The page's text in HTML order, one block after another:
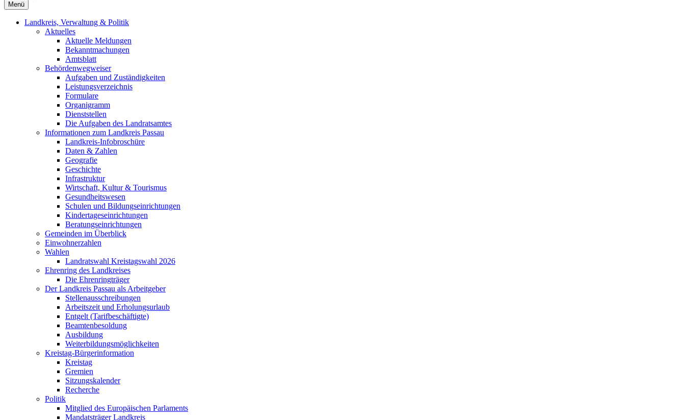
Menü
Landkreis, Verwaltung & Politik
Aktuelles
Aktuelle Meldungen
Bekanntmachungen
Amtsblatt
Behördenwegweiser
Aufgaben und Zuständigkeiten
Leistungsverzeichnis
Formulare
Organigramm
Dienststellen
Die Aufgaben des Landratsamtes
Informationen zum Landkreis Passau
Landkreis-Infobroschüre
Daten & Zahlen
Geografie
Geschichte
Infrastruktur
Wirtschaft, Kultur & Tourismus
Gesundheitswesen
Schulen und Bildungseinrichtungen
Kindertageseinrichtungen
Beratungseinrichtungen
Gemeinden im Überblick
Einwohnerzahlen
Wahlen
Landratswahl Kreistagswahl 2026
Ehrenring des Landkreises
Die Ehrenringträger
Der Landkreis Passau als Arbeitgeber
Stellenausschreibungen
Arbeitszeit und Erholungsurlaub
Entgelt (Tarifbeschäftigte)
Beamtenbesoldung
Ausbildung
Weiterbildungsmöglichkeiten
Kreistag-Bürgerinformation
Kreistag
Gremien
Sitzungskalender
Recherche
Politik
Mitglied des Europäischen Parlaments
Mandatsträger Landkreis